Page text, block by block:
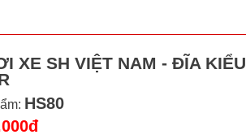
XE SH VIỆT NAM - ĐĨA KIỂU
HS80